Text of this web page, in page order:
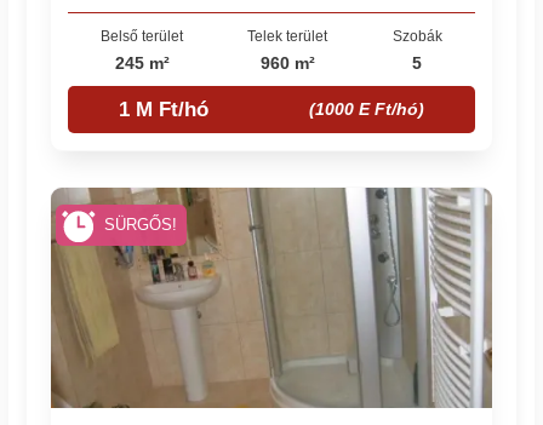
Belső terület
245 m²
Telek terület
960 m²
Szobák
5
1 M Ft/hó (1000 E Ft/hó)
SÜRGŐS!